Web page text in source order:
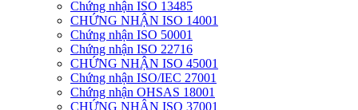
Chứng nhận ISO 13485
CHỨNG NHẬN ISO 14001
Chứng nhận ISO 50001
Chứng nhận ISO 22716
CHỨNG NHẬN ISO 45001
Chứng nhận ISO/IEC 27001
Chứng nhận OHSAS 18001
CHỨNG NHẬN ISO 37001